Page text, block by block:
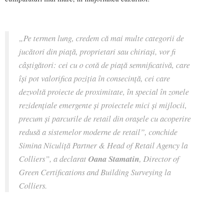
„Pe termen lung, credem că mai multe categorii de
jucători din piață, proprietari sau chiriași, vor fi
câștigători: cei cu o cotă de piață semnificativă, care
își pot valorifica poziția în consecință, cei care
dezvoltă proiecte de proximitate, în special în zonele
rezidențiale emergente și proiectele mici și mijlocii,
precum și parcurile de retail din orașele cu acoperire
redusă a sistemelor moderne de retail”, conchide
Simina Niculiță Partner & Head of Retail Agency la
Colliers”, a declaratOana Stamatin, Director of
Green Certifications and Building Surveying la
Colliers.